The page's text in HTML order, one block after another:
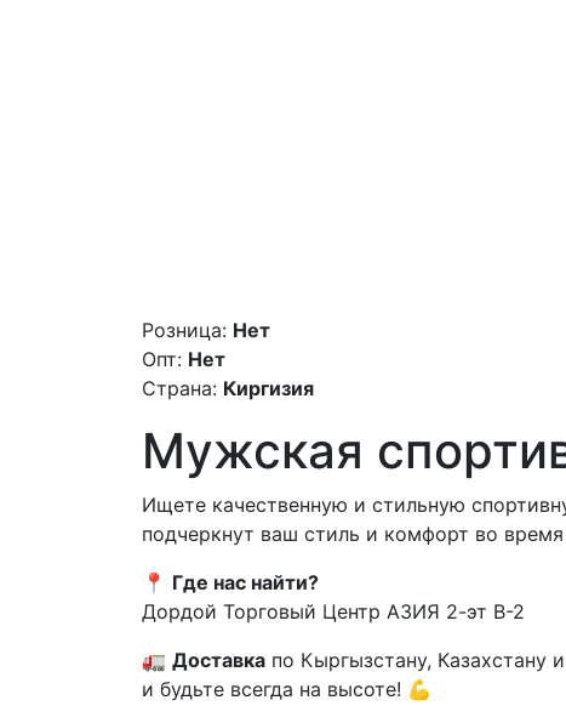
Розница: Нет
Опт: Нет
Страна: Киргизия
Мужская
Ищете качественную и стильную
подчеркнут ваш стиль и комфорт во
📍 Где нас найти?
Дордой Торговый Центр АЗИЯ 2-эт B-2
🚛 Доставка по Кыргызстану, Казахстану
и будьте всегда на высоте! 💪